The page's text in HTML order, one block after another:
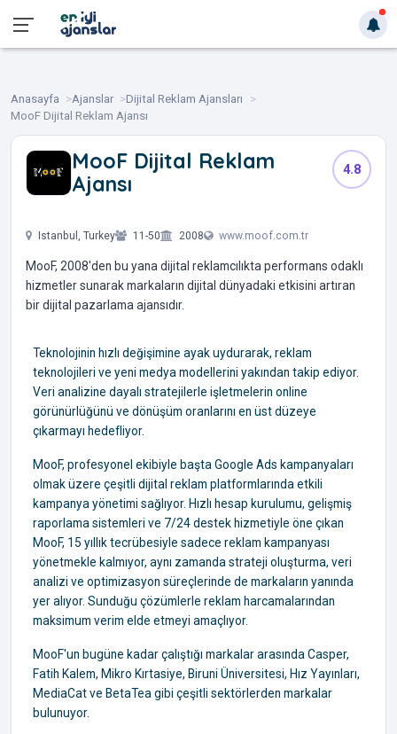
Anasayfa Ajanslar
Dijital Reklam Ajansları
MooF Dijital Reklam Ajansı
MooF Dijital Reklam
Ajansı
4.8
Istanbul, Turkey 11-50 2008 www.moof.com.tr
MooF, 2008'den bu yana dijital reklamcılıkta performans odaklı
hizmetler sunarak markaların dijital dünyadaki etkisini artıran
bir dijital pazarlama ajansıdır.
Teknolojinin hızlı değişimine ayak uydurarak, reklam
teknolojileri ve yeni medya modellerini yakından takip ediyor.
Veri analizine dayalı stratejilerle işletmelerin online
görünürlüğünü ve dönüşüm oranlarını en üst düzeye
çıkarmayı hedefliyor.
MooF, profesyonel ekibiyle başta Google Ads kampanyaları
olmak üzere çeşitli dijital reklam platformlarında etkili
kampanya yönetimi sağlıyor. Hızlı hesap kurulumu, gelişmiş
raporlama sistemleri ve 7/24 destek hizmetiyle öne çıkan
MooF, 15 yıllık tecrübesiyle sadece reklam kampanyası
yönetmekle kalmıyor, aynı zamanda strateji oluşturma, veri
analizi ve optimizasyon süreçlerinde de markaların yanında
yer alıyor. Sunduğu çözümlerle reklam harcamalarından
maksimum verim elde etmeyi amaçlıyor.
MooF'un bugüne kadar çalıştığı markalar arasında Casper,
Fatih Kalem, Mikro Kırtasiye, Biruni Üniversitesi, Hız Yayınları,
MediaCat ve BetaTea gibi çeşitli sektörlerden markalar
bulunuyor.